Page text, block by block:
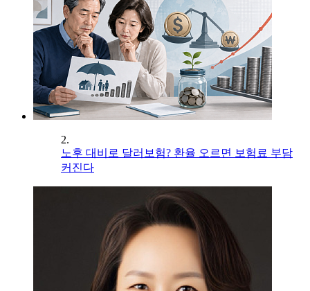
2.
노후 대비로 달러보험? 환율 오르면 보험료 부담
커진다